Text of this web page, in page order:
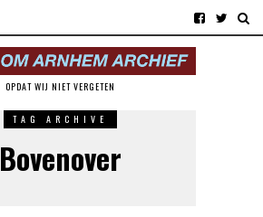
OPDAT WIJ NIET VERGETEN
TAG ARCHIVE
Bovenover